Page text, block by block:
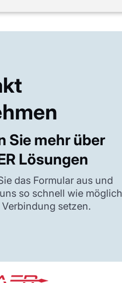
Sie mehr über
Lösungen
das Formular aus und
so schnell wie möglich
setzen.